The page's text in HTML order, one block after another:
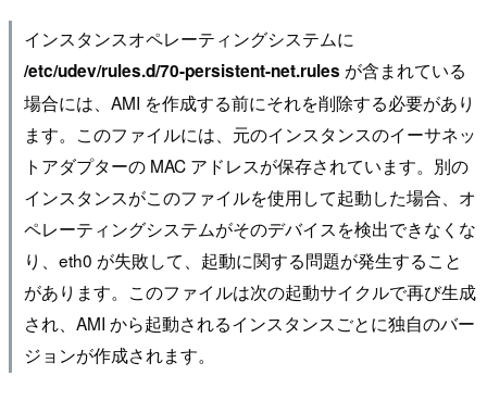
インスタンスオペレーティングシステムに
/etc/udev/rules.d/70-persistent-net.rules が含まれている
場合には、AMI を作成する前にそれを削除する必要があり
ます。このファイルには、元のインスタンスのイーサネッ
トアダプターの MAC アドレスが保存されています。別の
インスタンスがこのファイルを使用して起動した場合、オ
ペレーティングシステムがそのデバイスを検出できなくな
り、eth0 が失敗して、起動に関する問題が発生すること
があります。このファイルは次の起動サイクルで再び生成
され、AMI から起動されるインスタンスごとに独自のバー
ジョンが作成されます。